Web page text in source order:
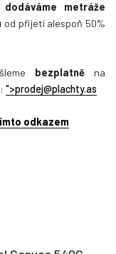
dodáváme metráže
od přijetí alespoň 50%
bezplatně
na
">prodej@plachty.as
odkazem